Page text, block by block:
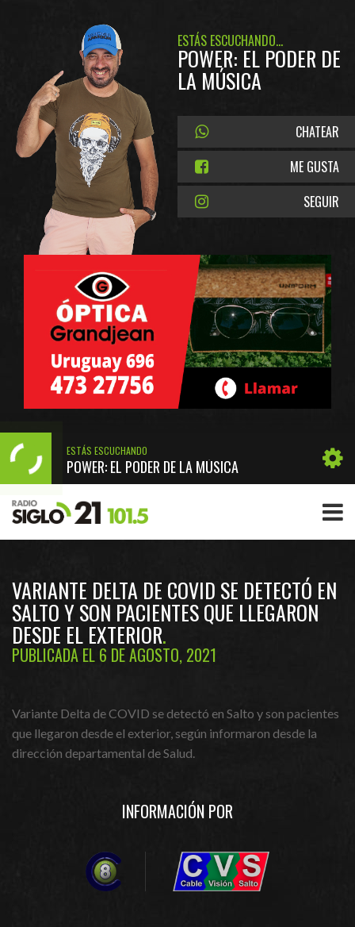
ESTÁS ESCUCHANDO...
POWER: EL PODER DE
LA MÚSICA
CHATEAR
ME GUSTA
SEGUIR
ESTÁS ESCUCHANDO
POWER: EL PODER DE LA MÚSICA
VARIANTE DELTA DE COVID SE DETECTÓ EN
SALTO Y SON PACIENTES QUE LLEGARON
DESDE EL EXTERIOR
PUBLICADA EL 6 DE AGOSTO, 2021
Variante Delta de COVID se detectó en Salto y son pacientes
que llegaron desde el exterior, según informaron desde la
dirección departamental de Salud.
INFORMACIÓN POR